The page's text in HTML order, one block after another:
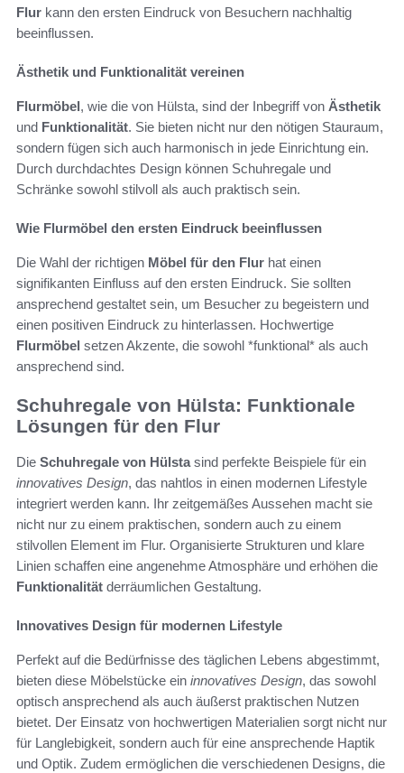
Flur kann den ersten Eindruck von Besuchern nachhaltig
beeinflussen.
Ästhetik und Funktionalität vereinen
Flurmöbel, wie die von Hülsta, sind der Inbegriff von Ästhetik
und Funktionalität. Sie bieten nicht nur den nötigen Stauraum,
sondern fügen sich auch harmonisch in jede Einrichtung ein.
Durch durchdachtes Design können Schuhregale und
Schränke sowohl stilvoll als auch praktisch sein.
Wie Flurmöbel den ersten Eindruck beeinflussen
Die Wahl der richtigen Möbel für den Flur hat einen
signifikanten Einfluss auf den ersten Eindruck. Sie sollten
ansprechend gestaltet sein, um Besucher zu begeistern und
einen positiven Eindruck zu hinterlassen. Hochwertige
Flurmöbel setzen Akzente, die sowohl *funktional* als auch
ansprechend sind.
Schuhregale von Hülsta: Funktionale
Lösungen für den Flur
Die Schuhregale von Hülstasind perfekte Beispiele für ein
innovatives Design, das nahtlos in einen modernen Lifestyle
integriert werden kann. Ihr zeitgemäßes Aussehen macht sie
nicht nur zu einem praktischen, sondern auch zu einem
stilvollen Element im Flur. Organisierte Strukturen und klare
Linien schaffen eine angenehme Atmosphäre und erhöhen die
Funktionalität derräumlichen Gestaltung.
Innovatives Design für modernen Lifestyle
Perfekt auf die Bedürfnisse des täglichen Lebens abgestimmt,
bieten diese Möbelstücke ein innovatives Design, das sowohl
optisch ansprechend als auch äußerst praktischen Nutzen
bietet. Der Einsatz von hochwertigen Materialien sorgt nicht nur
für Langlebigkeit, sondern auch für eine ansprechende Haptik
und Optik. Zudem ermöglichen die verschiedenen Designs, die